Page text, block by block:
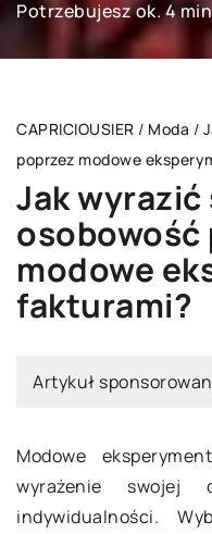
Potrzebujesz ok. 4
CAPRICIOUSIER / Moda /
poprzez modowe
Jak wyrazić
osobowość
modowe
fakturami?
Artykuł
Modowe
wyrażenie swojej
indywidualności.